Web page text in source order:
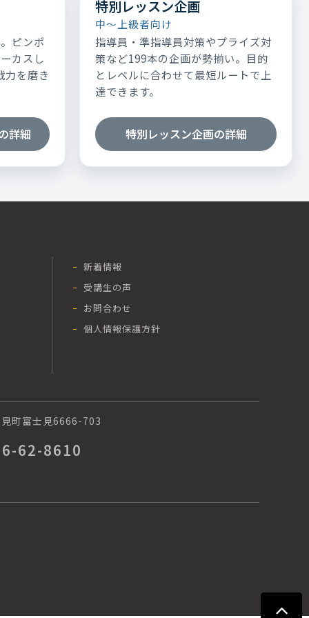
ピンポ
カスし
力を磨き
詳細
特別レッスン企画
中～上級者向け
指導員・準指導員対策やプライズ対
策など199本の企画が勢揃い。目的
とレベルに合わせて最短ルートで上
達できます。
特別レッスン企画の詳細
新着情報
受講生の声
お問合わせ
個人情報保護方針
町富士見6666-703
62-8610